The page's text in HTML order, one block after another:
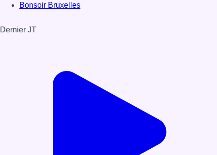
Bonsoir Bruxelles
Dernier JT